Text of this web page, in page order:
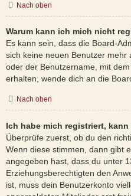
Nach oben
Warum kann ich mich nicht
Es kann sein, dass die Board-
sich keine neuen Benutzer mehr
oder der Benutzername, mit
erhalten, wende dich an die
Nach oben
Ich habe mich registriert,
Überprüfe zuerst, ob du den
Wenn diese stimmen, dann gibt
angegeben hast, dass du unter
Erziehungsberechtigten den
ist, muss dein Benutzerkonto